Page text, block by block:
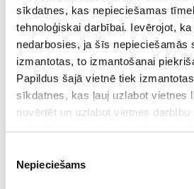
sīkdatnes, kas nepieciešamas
tehnoloģiskai darbībai. Ievērojot,
nedarbosies, ja šīs nepieciešamās
izmantotas, to izmantošanai
Papildus šajā vietnē tiek
sīkdatnes, kas ļauj uzlabot vietnes
novērtēt un uzlabot vietnes darbību
izlūkošanas dienesta privātuma
izvēle
Nepieciešams
Finanšu izlūkošanas
laikā ar Valsts prezidentu